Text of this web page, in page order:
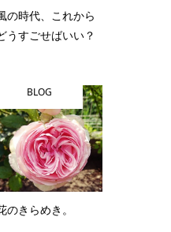
の時代、これから
うすごせばいい？
BLOG
のきらめき。